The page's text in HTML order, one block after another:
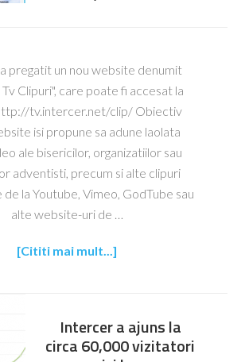
pregatit un nou website denumit
Clipuri", care poate fi accesat la
tv.intercer.net/clip/ Obiectiv
isi propune sa adune laolata
ale bisericilor, organizatiilor sau
adventisti, precum si alte clipuri
la Youtube, Vimeo, GodTube sau
alte website-uri de …
[Cititi mai mult...]
Intercer a ajuns la
circa 60,000 vizitatori